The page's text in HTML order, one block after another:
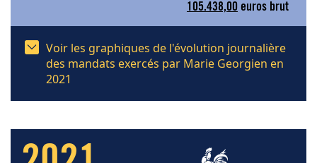
105.438,00 euros brut
Voir les graphiques de l'évolution journalière
des mandats exercés par Marie Georgien en
2021